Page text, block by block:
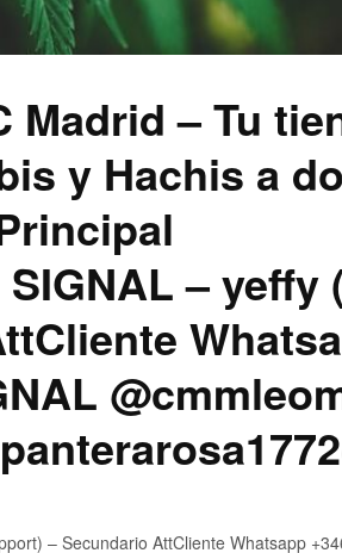
Madrid – Tu
y Hachis a
–
– Secundario AttCliente Whatsapp